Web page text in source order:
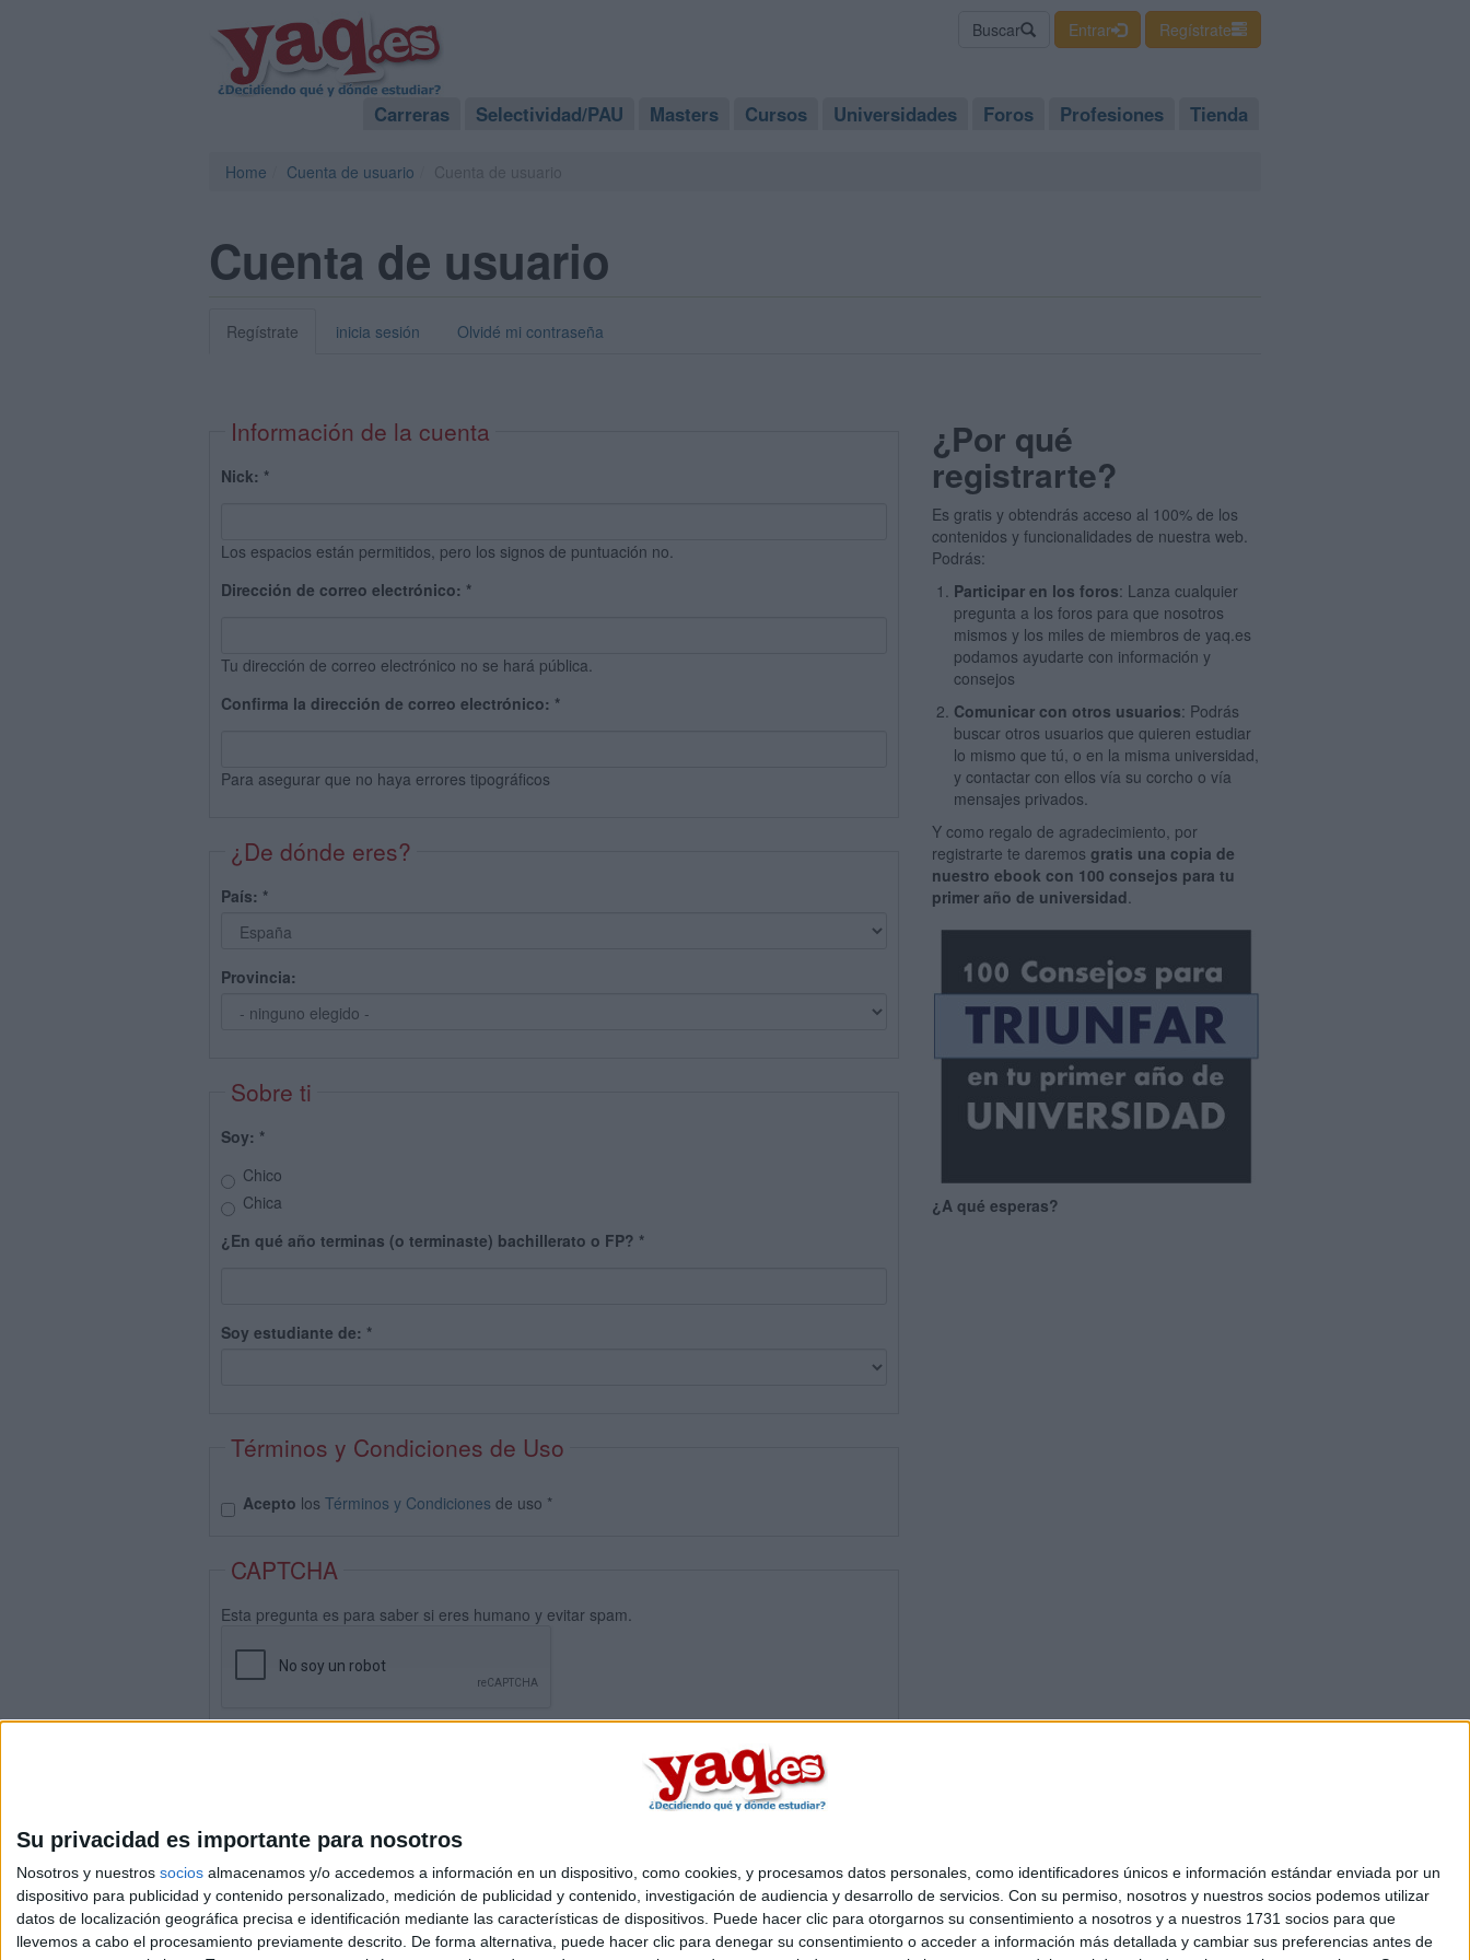
Su privacidad es importante para nosotros
Nosotros y nuestros socios almacenamos y/o accedemos a información en un dispositivo, como cookies, y procesamos datos personales, como identificadores únicos e información estándar enviada por un
dispositivo para publicidad y contenido personalizado, medición de publicidad y contenido, investigación de audiencia y desarrollo de servicios. Con su permiso, nosotros y nuestros socios podemos utilizar
datos de localización geográfica precisa e identificación mediante las características de dispositivos. Puede hacer clic para otorgarnos su consentimiento a nosotros y a nuestros 1731 socios para que
llevemos a cabo el procesamiento previamente descrito. De forma alternativa, puede hacer clic para denegar su consentimiento o acceder a información más detallada y cambiar sus preferencias antes de
Buscar Entrar Regístrate
Carreras Selectividad/PAU Masters Cursos Universidades Foros Profesiones Tienda
Home Cuenta de usuario
Cuenta de usuario
Regístrate inicia sesión Olvidé mi contraseña
Información de la cuenta
Nick: *
Los espacios están permitidos, pero los signos de puntuación no.
Dirección de correo electrónico: *
Tu dirección de correo electrónico no se hará pública.
Confirma la dirección de correo electrónico: *
Para asegurar que no haya errores tipográficos
¿De dónde eres?
País: *
Provincia:
Sobre ti
Soy: *
Chico
Chica
¿En qué año terminas (o terminaste) bachillerato o FP? *
Soy estudiante de: *
Términos y Condiciones de Uso
Acepto los Términos y Condiciones de uso *
CAPTCHA
Esta pregunta es para saber si eres humano y evitar spam.
¿Por qué
registrarte?
Es gratis y obtendrás acceso al 100% de los
contenidos y funcionalidades de nuestra web.
Podrás:
Participar en los foros: Lanza cualquier
pregunta a los foros para que nosotros
mismos y los miles de miembros de yaq.es
podamos ayudarte con información y
consejos
Comunicar con otros usuarios: Podrás
buscar otros usuarios que quieren estudiar
lo mismo que tú, o en la misma universidad,
y contactar con ellos vía su corcho o vía
mensajes privados.
Y como regalo de agradecimiento, por
registrarte te daremosgratis una copia de
nuestro ebook con 100 consejos para tu
primer año de universidad.
¿A qué esperas?
Quiénes somos |Contactar| Anúnciate
Aviso legal|Politica de privacidad|Condiciones generales|Política de cookies